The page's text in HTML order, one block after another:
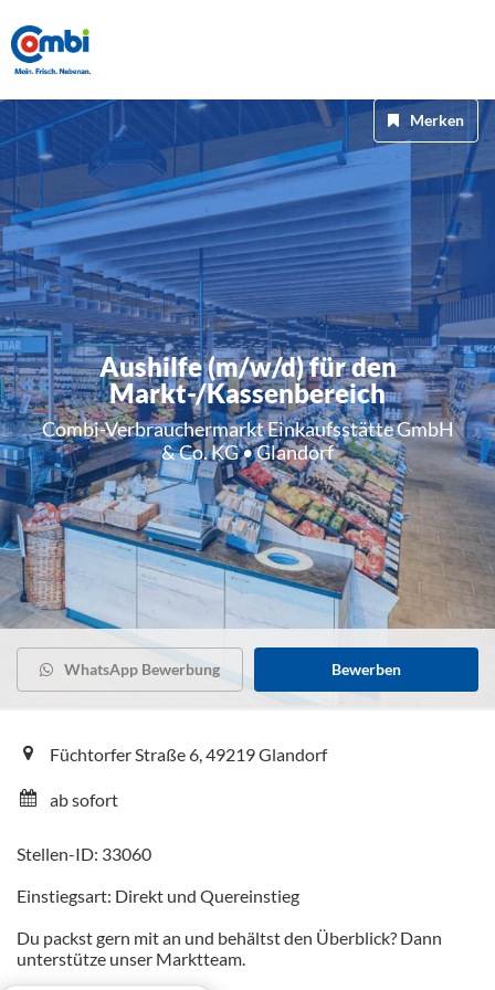
Aushilfe (m/w/d) für den
Markt-/Kassenbereich
Combi-Verbrauchermarkt Einkaufsstätte GmbH
& Co. KG • Glandorf
Merken
WhatsApp Bewerbung Bewerben
Füchtorfer Straße 6, 49219 Glandorf
ab sofort
Stellen-ID: 33060
Einstiegsart: Direkt und Quereinstieg
Du packst gern mit an und behältst den Überblick? Dann
unterstütze unser Marktteam.